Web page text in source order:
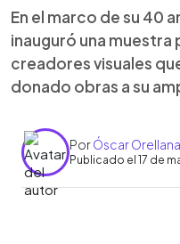
En el marco de su 40
inauguró una
creadores visuales
donado obras a su
PorÓscar Orellana
Publicado el 17 de